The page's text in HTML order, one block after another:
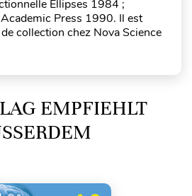
Ellipses 1984 ;
Press 1990. Il est
collection chez Nova Science
EMPFIEHLT